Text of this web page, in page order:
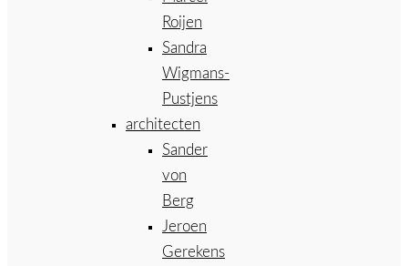
Roijen
Sandra
Wigmans-
Pustjens
architecten
Sander
von
Berg
Jeroen
Gerekens